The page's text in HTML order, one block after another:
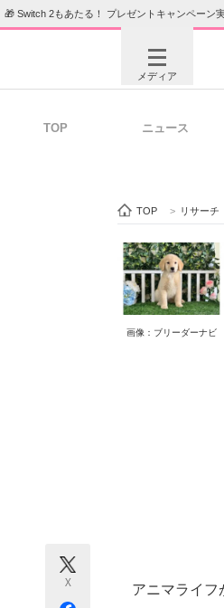
🎁 Switch 2もあたる！ プレゼントキャンペーン実
メディア
ビジネスと働
ITエンジニア
TOP ニュース
TOP > リサーチ
画像：ブリーダーナビ
X アニマライフ